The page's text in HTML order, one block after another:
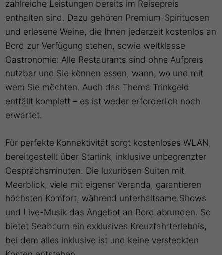
zahlreiche Leistungen bereits im Reisepreis
enthalten sind. Dazu gehören Premium-Spirituosen
und erlesene Weine, die Ihnen jederzeit kostenlos an
Bord zur Verfügung stehen, sowie weltklasse
Gastronomie: Alle Restaurants sind ohne Aufpreis
nutzbar und Sie können essen, wann, wo und mit
wem Sie möchten. Auch das Thema Trinkgeld
entfällt komplett – es ist weder erforderlich noch
erwartet.
Für perfekte Konnektivität sorgt kostenloses WLAN,
bereitgestellt über Starlink, inklusive unbegrenzter
Gesprächsminuten. Die luxuriösen Suiten mit
Meerblick, viele mit eigener Veranda, garantieren
höchsten Komfort, während unterhaltsame Shows
und Live-Musik das Angebot an Bord abrunden. So
bietet Seabourn ein exklusives Kreuzfahrterlebnis,
bei dem alles inklusive ist und keine versteckten